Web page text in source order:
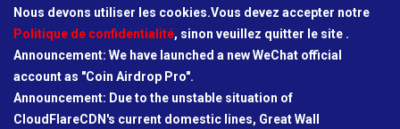
Nous devons utiliser les cookies.Vous devez accepter notre
Politique de confidentialité, sinon veuillez quitter le site .
Announcement: We have launched a new WeChat official
account as "Coin Airdrop Pro".
Announcement: Due to the unstable situation of
CloudFlareCDN's current domestic lines, Great Wall